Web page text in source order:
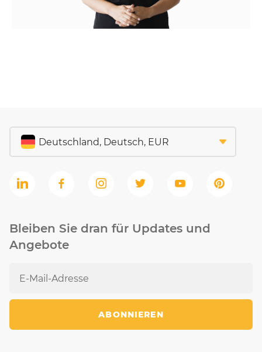
Bleiben Sie dran für Updates und
Angebote
ABONNIEREN